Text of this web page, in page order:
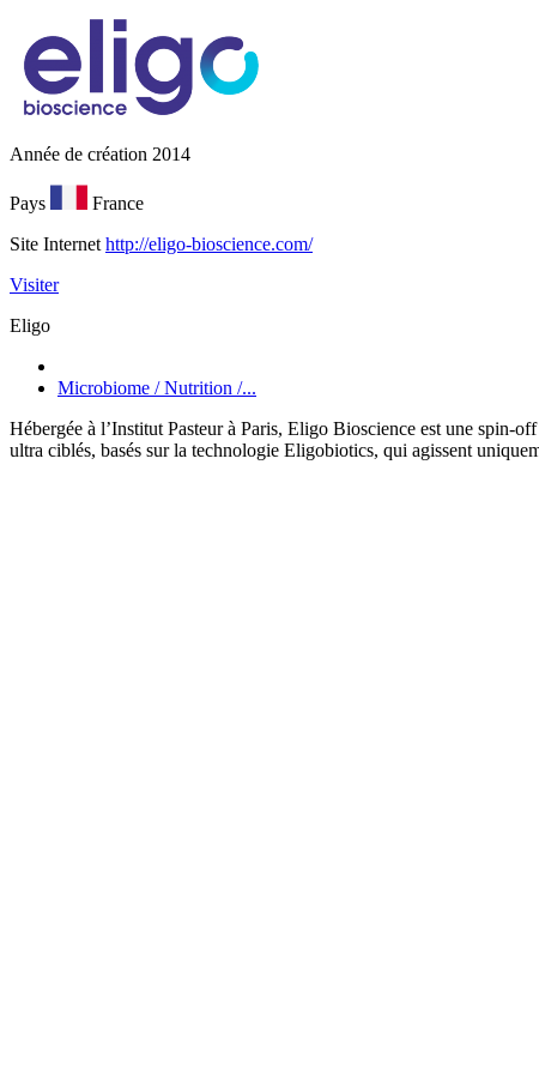
Année de création 2014
Pays
France
Site Internet http://eligo-bioscience.com/
Visiter
Eligo
Microbiome / Nutrition /...
Hébergée à l’Institut Pasteur à Paris, Eligo Bioscience est une spin-
ultra ciblés, basés sur la technologie Eligobiotics, qui agissent